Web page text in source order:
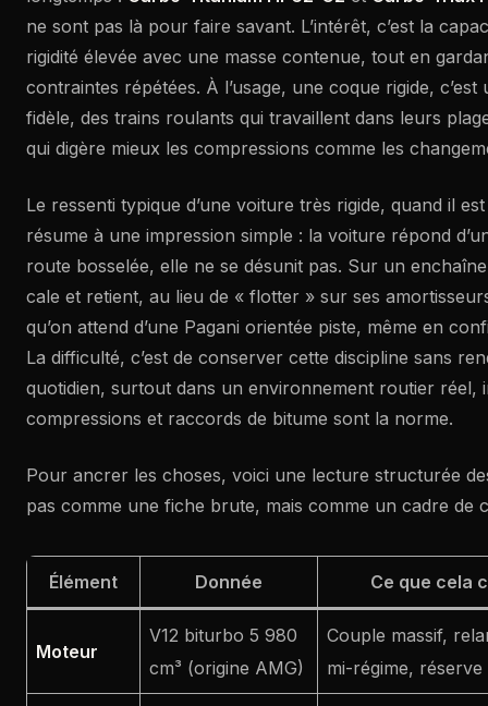
ne sont pas là pour faire savant. L’intérêt, c’est la
rigidité élevée avec une masse contenue, tout en
contraintes répétées. À l’usage, une coque rigide,
fidèle, des trains roulants qui travaillent dans leurs
qui digère mieux les compressions comme les
Le ressenti typique d’une voiture très rigide, quand il
résume à une impression simple : la voiture répond
route bosselée, elle ne se désunit pas. Sur un
cale et retient, au lieu de « flotter » sur ses
qu’on attend d’une Pagani orientée piste, même en
La difficulté, c’est de conserver cette discipline sans
quotidien, surtout dans un environnement routier réel,
compressions et raccords de bitume sont la norme.
Pour ancrer les choses, voici une lecture structurée
pas comme une fiche brute, mais comme un cadre de
Élément Donnée Ce que cela
Moteur
V12 biturbo 5 980
cm³ (origine AMG)
Couple massif,
mi-régime,